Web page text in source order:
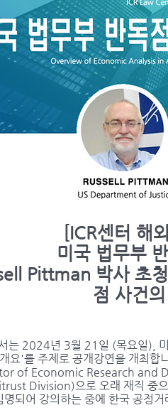
[ICR센터 해
미국 법무부
Pittman 박사 초
점 사건
는 2024년 3월 21일 (목요일),
요'를 주제로 공개강연을 개최
of Economic Research
Division)으로 오래 재직 중으
되어 강의하는 중에 한국 공정